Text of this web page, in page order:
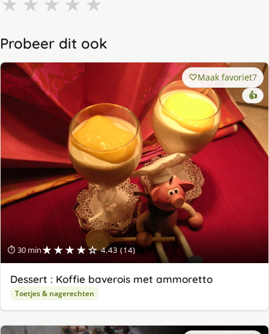
★ ★ ★ ★ ★
Probeer dit ook
⏱ 30 min★★★★☆ 4.43 (14)
Maak favoriet7
👍
Dessert : Koffie baverois met ammoretto
Toetjes & nagerechten